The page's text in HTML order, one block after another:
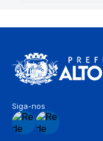
Siga-nos